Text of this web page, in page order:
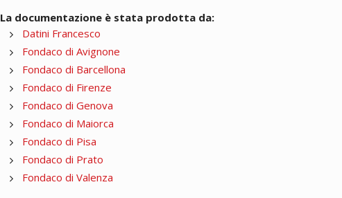
La documentazione è stata prodotta da:
Datini Francesco
Fondaco di Avignone
Fondaco di Barcellona
Fondaco di Firenze
Fondaco di Genova
Fondaco di Maiorca
Fondaco di Pisa
Fondaco di Prato
Fondaco di Valenza